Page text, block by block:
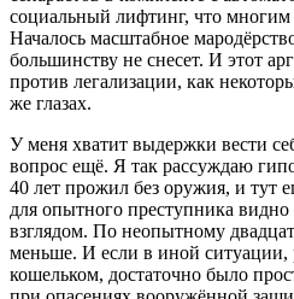
социальный лифтинг, что
Началось масштабное
большинству не снесет. И этот
против легализации, как
же глазах.
У меня хватит выдержки вести
вопрос ещё. Я так рассуждаю
40 лет прожил без оружия, и тут
для опытного преступника
взглядом. По неопытному
меньше. И если в иной ситуации,
кошельком, достаточно было